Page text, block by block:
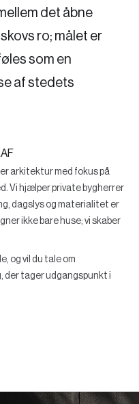
det åbne
ro; målet er
som en
af stedets
arkitektur med fokus på
Vi hjælper private bygherrer
dagslys og materialitet er
ikke bare huse; vi skaber
og vil du tale om
der tager udgangspunkt i